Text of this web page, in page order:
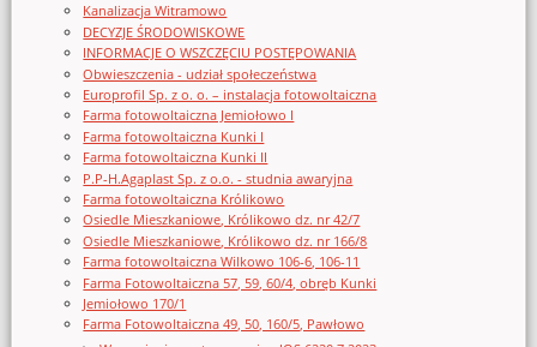
Kanalizacja Witramowo
DECYZJE ŚRODOWISKOWE
INFORMACJE O WSZCZĘCIU POSTĘPOWANIA
Obwieszczenia - udział społeczeństwa
Europrofil Sp. z o. o. – instalacja fotowoltaiczna
Farma fotowoltaiczna Jemiołowo I
Farma fotowoltaiczna Kunki I
Farma fotowoltaiczna Kunki II
P.P-H.Agaplast Sp. z o.o. - studnia awaryjna
Farma fotowoltaiczna Królikowo
Osiedle Mieszkaniowe, Królikowo dz. nr 42/7
Osiedle Mieszkaniowe, Królikowo dz. nr 166/8
Farma fotowoltaiczna Wilkowo 106-6, 106-11
Farma Fotowoltaiczna 57, 59, 60/4, obręb Kunki
Jemiołowo 170/1
Farma Fotowoltaiczna 49, 50, 160/5, Pawłowo